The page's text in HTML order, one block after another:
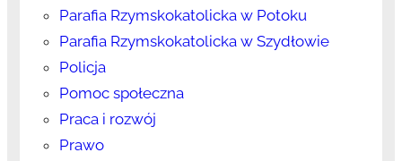
Parafia Rzymskokatolicka w Potoku
Parafia Rzymskokatolicka w Szydłowie
Policja
Pomoc społeczna
Praca i rozwój
Prawo